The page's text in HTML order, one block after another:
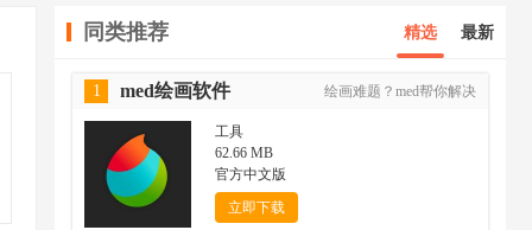
同类推荐 精选 最新
1 med绘画软件 绘画难题？med帮你解决
工具
62.66 MB
官方中文版
立即下载